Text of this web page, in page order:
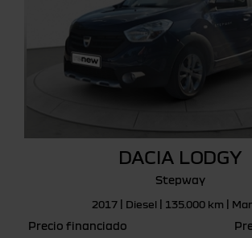
DACIA LODGY
Stepway
2017 | Diesel | 135.000 km |
Precio financiado